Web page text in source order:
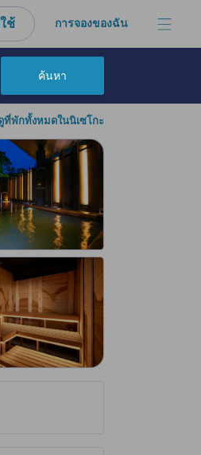
ช้ การจองของฉัน
ม Enter เพื่อเลือกวันเช็คอินดังกล่า
ค้นหา
ที่พักทั้งหมดในนิเซโกะ
อย่างแท้จริง